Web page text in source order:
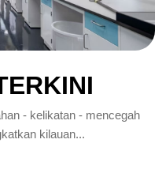
- kelikatan - mencegah
kilauan...